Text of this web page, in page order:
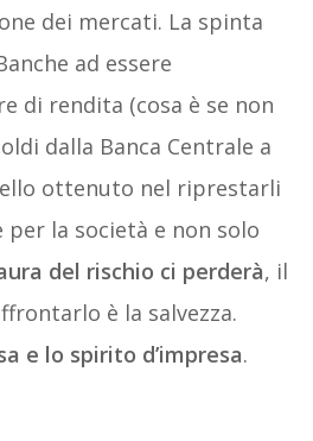
dei mercati. La spinta
ad essere
di rendita (cosa è se non
dalla Banca Centrale a
ottenuto nel riprestarli
per la società e non solo
del rischio ci perderà, il
è la salvezza.
e lo spirito d’impresa.